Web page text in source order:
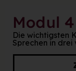
Modul 4
Die wichtigsten
Sprechen in drei